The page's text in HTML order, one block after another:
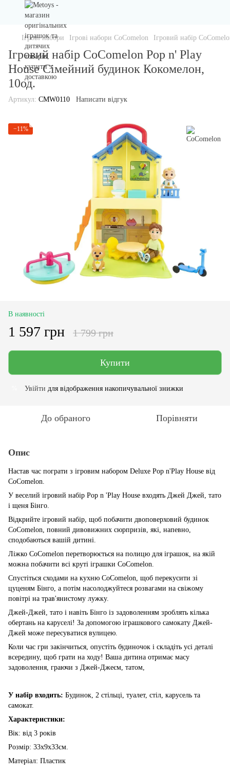
Ігрові набори Ігрові набори CoComelon Ігровий набір
Ігровий набір CoComelon Pop n' Play
House Сімейний будинок Кокомелон,
10од.
Артикул: CMW0110 Написати відгук
−11%
В наявності
1 597 грн 1 799 грн
Купити
Увійти для відображення накопичувальної знижки
До обраного Порівняти
Опис
Настав час пограти з ігровим набором Deluxe Pop n'Play House від
CoComelon.
У веселий ігровий набір Pop n 'Play House входять Джей Джей, тато
і щеня Бінго.
Відкрийте ігровий набір, щоб побачити двоповерховий будинок
CoComelon, повний дивовижних сюрпризів, які, напевно,
сподобаються вашій дитині.
Ліжко CoComelon перетворюється на полицю для іграшок, на якій
можна побачити всі круті іграшки CoComelon.
Спустіться сходами на кухню CoComelon, щоб перекусити зі
цуценям Бінго, а потім насолоджуйтеся розвагами на свіжому
повітрі на трав'янистому лужку.
Джей-Джей, тато і навіть Бінго із задоволенням зроблять кілька
обертань на каруселі! За допомогою іграшкового самокату Джей-
Джей може пересуватися вулицею.
Коли час гри закінчиться, опустіть будиночок і складіть усі деталі
всередину, щоб грати на ходу! Ваша дитина отримає масу
задоволення, граючи з Джей-Джеєм, татом,
У набір входить: Будинок, 2 стільці, туалет, стіл, карусель та
самокат.
Характеристики:
Вік: від 3 років
Розмір: 33х9х33см.
Матеріал: Пластик